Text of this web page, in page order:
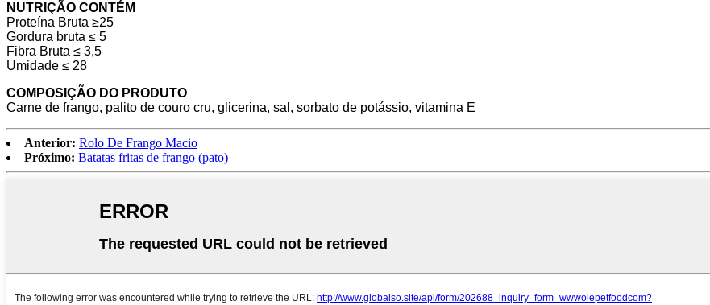
NUTRIÇÃO CONTÉM
Proteína Bruta ≥25
Gordura bruta ≤ 5
Fibra Bruta ≤ 3,5
Umidade ≤ 28
COMPOSIÇÃO DO PRODUTO
Carne de frango, palito de couro cru, glicerina, sal, sorbato de potássio, vitamina E
Anterior: Rolo De Frango Macio
Próximo: Batatas fritas de frango (pato)